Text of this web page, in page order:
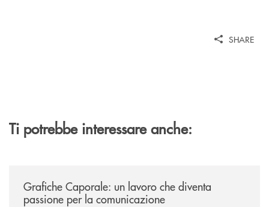
SHARE
Ti potrebbe interessare anche:
Grafiche Caporale: un lavoro che diventa
passione per la comunicazione